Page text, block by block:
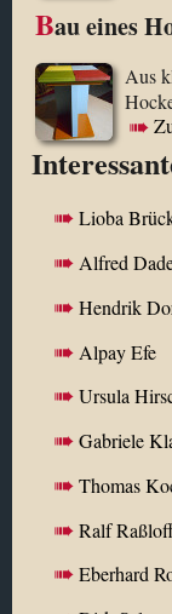
Bau eines
Aus
Lioba
Alfred
Hendrik
Alpay Efe
Ursula
Gabriele
Thomas
Ralf
Eberhard